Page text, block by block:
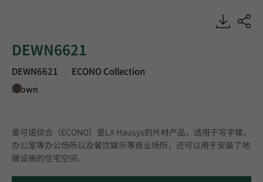
DEWN6621
DEWN6621 ECONO Collection
Brown
爱可诺综合（ECONO）是LX Hausys的片材产品，适用于写字楼、
办公室等办公场所以及餐饮娱乐等商业场所，还可以用于安装了地
暖设施的住宅空间。